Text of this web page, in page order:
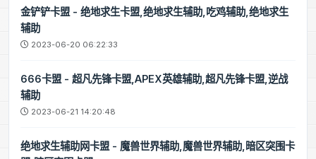
金铲铲卡盟 - 绝地求生卡盟,绝地求生辅助,吃鸡辅助,绝地求生
辅助
2023-06-20 06:22:33
666卡盟 - 超凡先锋卡盟,APEX英雄辅助,超凡先锋卡盟,逆战
辅助
2023-06-21 14:20:48
绝地求生辅助网卡盟 - 魔兽世界辅助,魔兽世界辅助,暗区突围卡